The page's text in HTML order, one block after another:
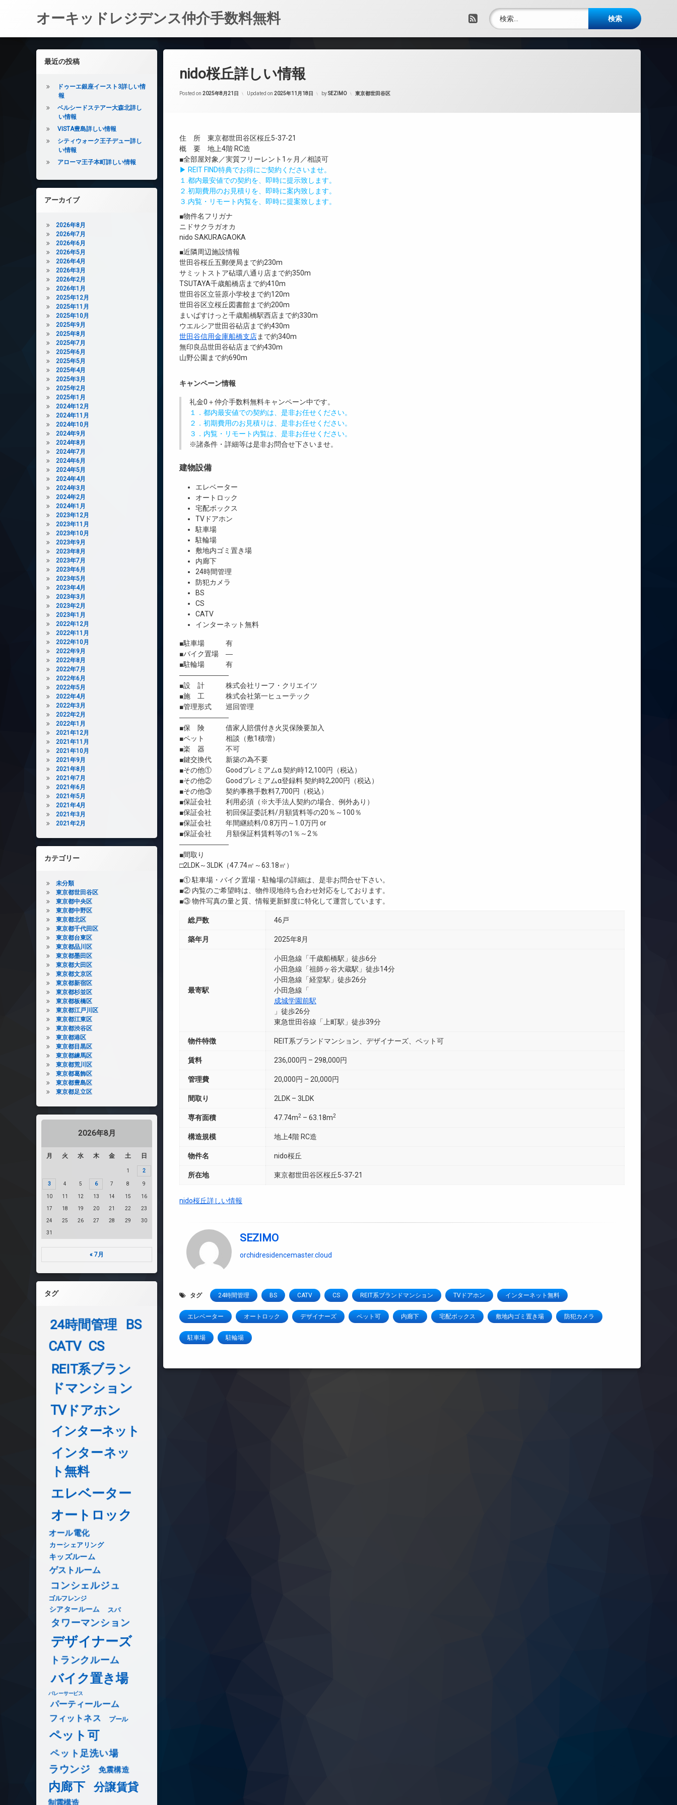
オーキッドレジデンス仲介手数料無料 RSS
検索:
nido桜丘詳しい情報
Posted on 2025年8月21日 Updated on 2025年11月18日 bySEZIMO カテゴリー:
東京都世田谷区
住 所 東京都世田谷区桜丘5-37-21
概 要 地上4階 RC造
■全部屋対象／実質フリーレント1ヶ月／相談可
▶ REIT FIND特典でお得にご契約くださいませ。
１.都内最安値での契約を、即時に提示致します。
２.初期費用のお見積りを、即時に案内致します。
３.内覧・リモート内覧を、即時に提案致します。
■物件名フリガナ
ニドサクラガオカ
nido SAKURAGAOKA
■近隣周辺施設情報
世田谷桜丘五郵便局まで約230m
サミットストア砧環八通り店まで約350m
TSUTAYA千歳船橋店まで約410m
世田谷区立笹原小学校まで約120m
世田谷区立桜丘図書館まで約200m
まいばすけっと千歳船橋駅西店まで約330m
ウエルシア世田谷砧店まで約430m
世田谷信用金庫船橋支店まで約340m
無印良品世田谷砧店まで約430m
山野公園まで約690m
キャンペーン情報
礼金0 ＋仲介手数料無料キャンペーン中です。
１．都内最安値での契約は、是非お任せください。
２．初期費用のお見積りは、是非お任せください。
３．内覧・リモート内覧は、是非お任せください。
※諸条件・詳細等は是非お問合せ下さいませ。
建物設備
エレベーター
オートロック
宅配ボックス
TVドアホン
駐車場
駐輪場
敷地内ゴミ置き場
内廊下
24時間管理
防犯カメラ
BS
CS
CATV
インターネット無料
■駐車場 有
■バイク置場 ―
■駐輪場 有
―――――――
■設 計 株式会社リーフ・クリエイツ
■施 工 株式会社第一ヒューテック
■管理形式 巡回管理
―――――――
■保 険 借家人賠償付き火災保険要加入
■ペット 相談（敷1積増）
■楽 器 不可
■鍵交換代 新築の為不要
■その他① Goodプレミアムα 契約時12,100円（税込）
■その他② Goodプレミアムα登録料 契約時2,200円（税込）
■その他③ 契約事務手数料7,700円（税込）
■保証会社 利用必須（※大手法人契約の場合、例外あり）
■保証会社 初回保証委託料/月額賃料等の20％～100％
■保証会社 年間継続料/0.8万円～1.0万円 or
■保証会社 月額保証料賃料等の1％～2％
―――――――
■間取り
□2LDK～3LDK（47.74㎡～63.18㎡）
■① 駐車場・バイク置場・駐輪場の詳細は、是非お問合せ下さい。
■② 内覧のご希望時は、物件現地待ち合わせ対応をしております。
■③ 物件写真の量と質、情報更新鮮度に特化して運営しています。
総戸数 46戸
築年月 2025年8月
最寄駅
小田急線「千歳船橋駅」徒歩6分
小田急線「祖師ヶ谷大蔵駅」徒歩14分
小田急線「経堂駅」徒歩26分
小田急線「
成城学園前駅
」徒歩26分
東急世田谷線「上町駅」徒歩39分
物件特徴 REIT系ブランドマンション、デザイナーズ、ペット可
賃料 236,000円 – 298,000円
管理費 20,000円 – 20,000円
間取り 2LDK – 3LDK
専有面積 47.74m2 – 63.18m2
構造規模 地上4階 RC造
物件名 nido桜丘
所在地 東京都世田谷区桜丘5-37-21
nido桜丘詳しい情報
SEZIMO
orchidresidencemaster.cloud
タグ 24時間管理 BS CATV CS REIT系ブランドマンション TVドアホン インターネット無料
エレベーター オートロック デザイナーズ ペット可 内廊下 宅配ボックス 敷地内ゴミ置き場 防犯カメラ
駐車場 駐輪場
左サイドバー
最近の投稿
ドゥーエ銀座イースト3詳しい情
報
ベルシードステアー大森北詳し
い情報
VISTA豊島詳しい情報
シティウォーク王子デュー詳し
い情報
アローマ王子本町詳しい情報
アーカイブ
2026年8月
2026年7月
2026年6月
2026年5月
2026年4月
2026年3月
2026年2月
2026年1月
2025年12月
2025年11月
2025年10月
2025年9月
2025年8月
2025年7月
2025年6月
2025年5月
2025年4月
2025年3月
2025年2月
2025年1月
2024年12月
2024年11月
2024年10月
2024年9月
2024年8月
2024年7月
2024年6月
2024年5月
2024年4月
2024年3月
2024年2月
2024年1月
2023年12月
2023年11月
2023年10月
2023年9月
2023年8月
2023年7月
2023年6月
2023年5月
2023年4月
2023年3月
2023年2月
2023年1月
2022年12月
2022年11月
2022年10月
2022年9月
2022年8月
2022年7月
2022年6月
2022年5月
2022年4月
2022年3月
2022年2月
2022年1月
2021年12月
2021年11月
2021年10月
2021年9月
2021年8月
2021年7月
2021年6月
2021年5月
2021年4月
2021年3月
2021年2月
カテゴリー
未分類
東京都世田谷区
東京都中央区
東京都中野区
東京都北区
東京都千代田区
東京都台東区
東京都品川区
東京都墨田区
東京都大田区
東京都文京区
東京都新宿区
東京都杉並区
東京都板橋区
東京都江戸川区
東京都江東区
東京都渋谷区
東京都港区
東京都目黒区
東京都練馬区
東京都荒川区
東京都葛飾区
東京都豊島区
東京都足立区
2026年8月
月 火 水 木 金 土 日
1 2
3 4 5 6 7 8 9
10 11 12 13 14 15 16
17 18 19 20 21 22 23
24 25 26 27 28 29 30
31
« 7月
タグ
24時間管理
BS
CATV CS
REIT系ブラン
ドマンション
TVドアホン
インターネット
インターネッ
ト無料
エレベーター
オートロック
オール電化
カーシェアリング
キッズルーム
ゲストルーム
コンシェルジュ
ゴルフレンジ
シアタールーム スパ
タワーマンション
デザイナーズ
トランクルーム
バイク置き場
バレーサービス
パーティールーム
フィットネス プール
ペット可
ペット足洗い場
ラウンジ 免震構造
内廊下 分譲賃貸
制震構造